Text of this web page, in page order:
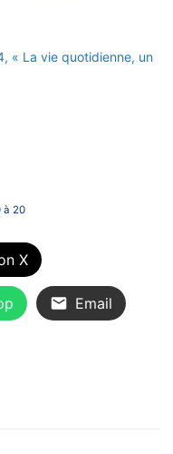
« La vie quotidienne, un
à 20
X
Email